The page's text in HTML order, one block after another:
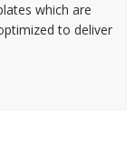
which are
to deliver